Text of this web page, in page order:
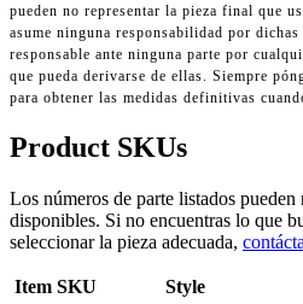
pueden no representar la pieza final que
asume ninguna responsabilidad por
responsable ante ninguna parte por
que pueda derivarse de ellas. Siempre
para obtener las medidas definitivas
Product SKUs
Los números de parte listados
disponibles. Si no encuentras lo que
seleccionar la pieza adecuada,
Item SKU Style